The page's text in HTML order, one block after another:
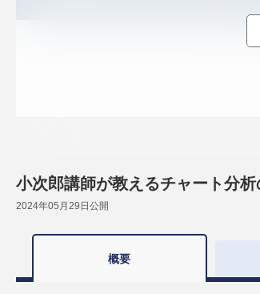
小次郎講師が教えるチャート分析
2024年05月29日 公開
概要